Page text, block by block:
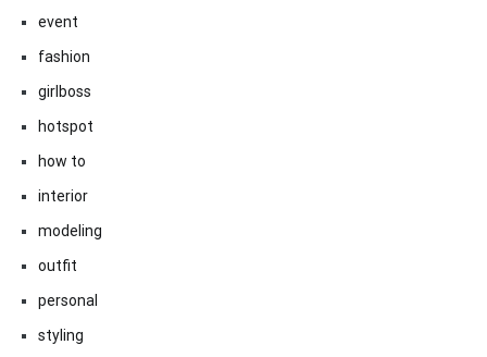
event
fashion
girlboss
hotspot
how to
interior
modeling
outfit
personal
styling